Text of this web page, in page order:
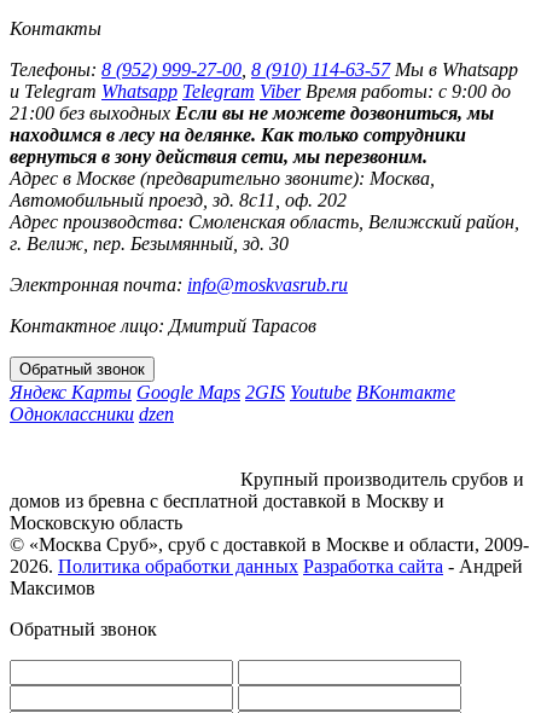
Контакты
Телефоны: 8 (952) 999-27-00 8 (910) 114-63-57 Мы в Whatsapp
и Telegram Whatsapp Telegram Viber Время работы: с 9:00 до
21:00 без выходных Если вы не можете дозвониться, мы
находимся в лесу на делянке. Как только сотрудники
вернуться в зону действия сети, мы перезвоним.
Адрес в Москве (предварительно звоните): Москва,
Автомобильный проезд, зд. 8с11, оф. 202
Адрес производства: Смоленская область, Велижский район,
г. Велиж, пер. Безымянный, зд. 30
Электронная почта: info@moskvasrub.ru
Контактное лицо: Дмитрий Тарасов
Яндекс Карты Google Maps 2GIS Youtube ВКонтакте
Одноклассники dzen
Крупный производитель срубов и
домов из бревна с бесплатной доставкой в Москву и
Московскую область
© «Москва Сруб», сруб с доставкой в Москве и области, 2009-
2026. Политика обработки данных Разработка сайта - Андрей
Максимов
Обратный звонок